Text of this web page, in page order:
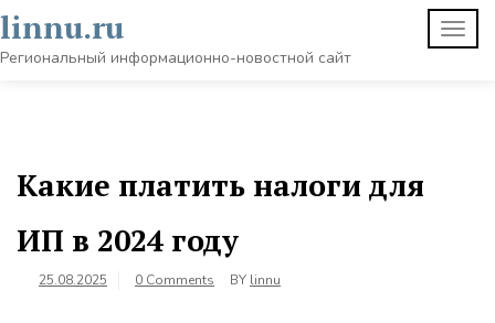
Skip
to
content
linnu.ru
Региональный информационно-новостной сайт
Какие платить налоги для
ИП в 2024 году
25.08.2025 0 Comments BY linnu